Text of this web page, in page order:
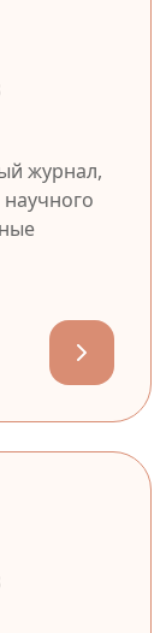
журнал,